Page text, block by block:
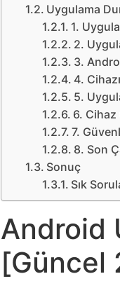
Uygulama
1.
2.
3.
4.
5.
6.
7.
8. Son
Sonuç
Sık
Android
[Güncel